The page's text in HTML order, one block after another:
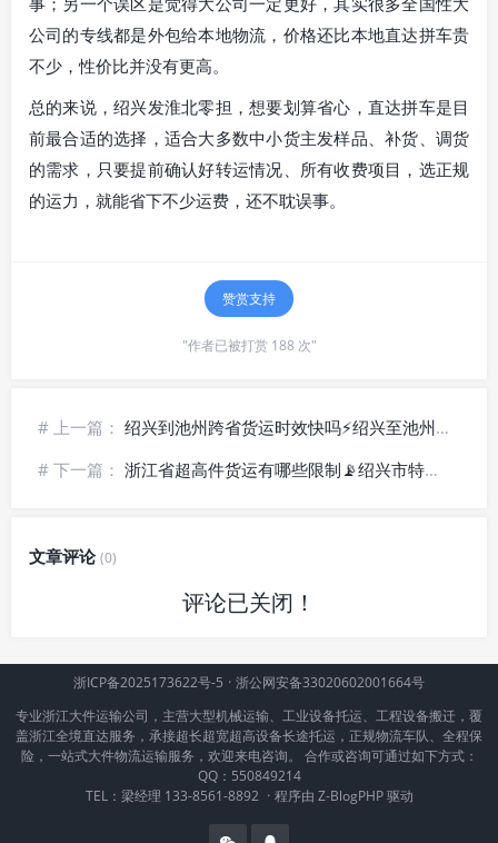
公司的专线都是外包给本地物流，价格还比本地直达拼车贵
不少，性价比并没有更高。
总的来说，绍兴发淮北零担，想要划算省心，直达拼车是目
前最合适的选择，适合大多数中小货主发样品、补货、调货
的需求，只要提前确认好转运情况、所有收费项目，选正规
的运力，就能省下不少运费，还不耽误事。
赞赏支持
"作者已被打赏 188 次"
# 上一篇： 绍兴到池州跨省货运时效快吗⚡绍兴至池州物流专线_高速直达派送
# 下一篇： 浙江省超高件货运有哪些限制📡绍兴市特种货物托运_限行规则解读
文章评论(0)
评论已关闭！
浙ICP备2025173622号-5 · 浙公网安备33020602001664号
专业浙江大件运输公司，主营大型机械运输、工业设备托运、工程设备搬迁，覆
盖浙江全境直达服务，承接超长超宽超高设备长途托运，正规物流车队、全程保
险，一站式大件物流运输服务，欢迎来电咨询。 合作或咨询可通过如下方式：
QQ：550849214
TEL：梁经理 133-8561-8892 · 程序由 Z-BlogPHP驱动